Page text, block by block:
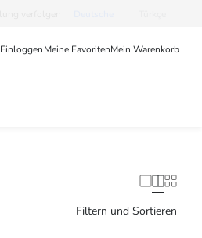
EinloggenMeine FavoritenMein Warenkorb
Filtern und Sortieren